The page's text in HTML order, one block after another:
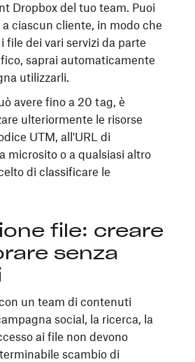
Dropbox del tuo team. Puoi
ciascun cliente, in modo che
file dei vari servizi da parte
saprai automaticamente
utilizzarli.
avere fino a 20 tag, è
ulteriormente le risorse
UTM, all'URL di
microsito o a qualsiasi altro
di classificare le
file: creare
senza
un team di contenuti
social, la ricerca, la
ai file non devono
scambio di